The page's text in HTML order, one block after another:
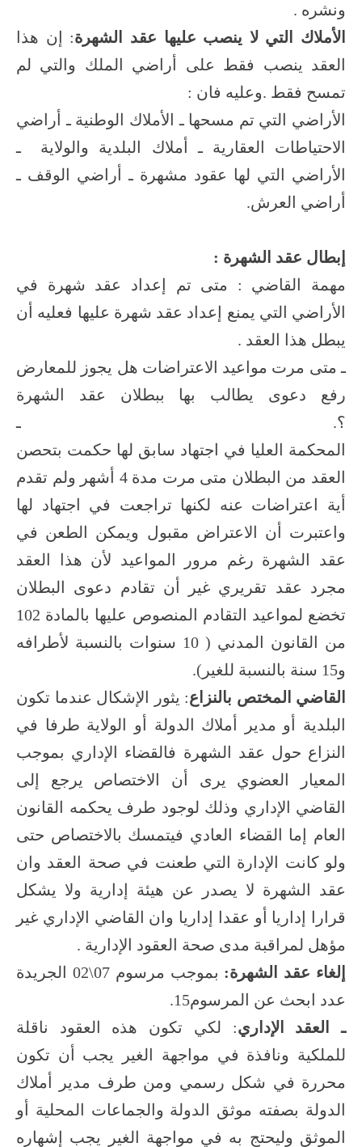
ونشره .
الأملاك التي لا ينصب عليها عقد الشهرة: إن هذا
العقد ينصب فقط على أراضي الملك والتي لم
تمسح فقط .وعليه فان :
الأراضي التي تم مسحها ـ الأملاك الوطنية ـ أراضي
الاحتياطات العقارية ـ أملاك البلدية والولاية ـ
الأراضي التي لها عقود مشهرة ـ أراضي الوقف ـ
أراضي العرش.
إبطال عقد الشهرة :
مهمة القاضي : متى تم إعداد عقد شهرة في
الأراضي التي يمنع إعداد عقد شهرة عليها فعليه أن
يبطل هذا العقد .
ـ متى مرت مواعيد الاعتراضات هل يجوز للمعارض
رفع دعوى يطالب بها ببطلان عقد الشهرة
؟. ـ
المحكمة العليا في اجتهاد سابق لها حكمت بتحصن
العقد من البطلان متى مرت مدة 4 أشهر ولم تقدم
أية اعتراضات عنه لكنها تراجعت في اجتهاد لها
واعتبرت أن الاعتراض مقبول ويمكن الطعن في
عقد الشهرة رغم مرور المواعيد لأن هذا العقد
مجرد عقد تقريري غير أن تقادم دعوى البطلان
تخضع لمواعيد التقادم المنصوص عليها بالمادة 102
من القانون المدني ( 10 سنوات بالنسبة لأطرافه
و15 سنة بالنسبة للغير).
القاضي المختص بالنزاع: يثور الإشكال عندما تكون
البلدية أو مدير أملاك الدولة أو الولاية طرفا في
النزاع حول عقد الشهرة فالقضاء الإداري بموجب
المعيار العضوي يرى أن الاختصاص يرجع إلى
القاضي الإداري وذلك لوجود طرف يحكمه القانون
العام إما القضاء العادي فيتمسك بالاختصاص حتى
ولو كانت الإدارة التي طعنت في صحة العقد وان
عقد الشهرة لا يصدر عن هيئة إدارية ولا يشكل
قرارا إداريا أو عقدا إداريا وان القاضي الإداري غير
مؤهل لمراقبة مدى صحة العقود الإدارية .
إلغاء عقد الشهرة:
بموجب مرسوم 07\02 الجريدة
عدد ابحث عن المرسوم15.
ـ العقد الإداري: لكي تكون هذه العقود ناقلة
للملكية ونافذة في مواجهة الغير يجب أن تكون
محررة في شكل رسمي ومن طرف مدير أملاك
الدولة بصفته موثق الدولة والجماعات المحلية أو
الموثق وليحتج به في مواجهة الغير يجب إشهاره